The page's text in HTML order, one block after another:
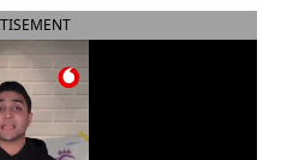
الدوري الإيطالي